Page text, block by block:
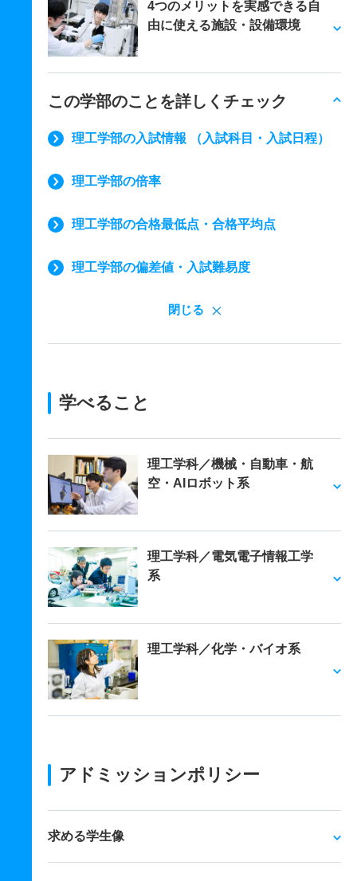
4つのメリットを実感できる自
由に使える施設・設備環境
この学部のことを詳しくチェック
理工学部の入試情報 （入試科目・入試日程）
理工学部の倍率
理工学部の合格最低点・合格平均点
理工学部の偏差値・入試難易度
閉じる
学べること
理工学科／機械・自動車・航
空・AIロボット系
理工学科／電気電子情報工学
系
理工学科／化学・バイオ系
アドミッションポリシー
求める学生像